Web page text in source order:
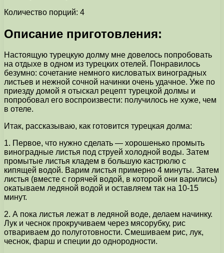
Количество порций: 4
Описание приготовления:
Настоящую турецкую долму мне довелось попробовать
на отдыхе в одном из турецких отелей. Понравилось
безумно: сочетание немного кисловатых виноградных
листьев и нежной сочной начинки очень удачное. Уже по
приезду домой я отыскал рецепт турецкой долмы и
попробовал его воспроизвести: получилось не хуже, чем
в отеле.
Итак, рассказываю, как готовится турецкая долма:
1. Первое, что нужно сделать — хорошенько промыть
виноградные листья под струей холодной воды. Затем
промытые листья кладем в большую кастрюлю с
кипящей водой. Варим листья примерно 4 минуты. Затем
листья (вместе с горячей водой, в которой они варились)
окатываем ледяной водой и оставляем так на 10-15
минут.
2. А пока листья лежат в ледяной воде, делаем начинку.
Лук и чеснок прокручиваем через мясорубку, рис
отвариваем до полуготовности. Смешиваем рис, лук,
чеснок, фарш и специи до однородности.